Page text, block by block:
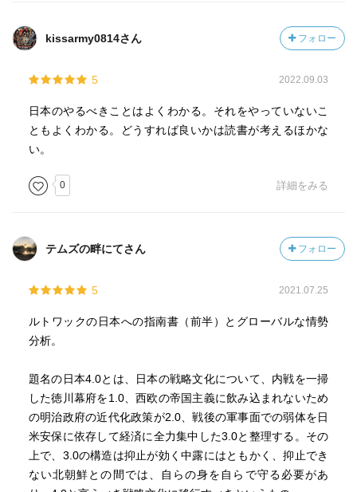
kissarmy0814さん フォロー
5 2022.09.03
日本のやるべきことはよくわかる。それをやっていないこ
ともよくわかる。どうすれば良いかは読書が考えるほかな
い。
0 詳細をみる
テムズの畔にてさん フォロー
5 2021.07.25
ルトワックの日本への指南書（前半）とグローバルな情勢
分析。
題名の日本4.0とは、日本の戦略文化について、内戦を一掃
した徳川幕府を1.0、西欧の帝国主義に飲み込まれないため
の明治政府の近代化政策が2.0、戦後の軍事面での弱体を日
米安保に依存して経済に全力集中した3.0と整理する。その
上で、3.0の構造は抑止が効く中露にはともかく、抑止でき
ない北朝鮮との間では、自らの身を自らで守る必要があ